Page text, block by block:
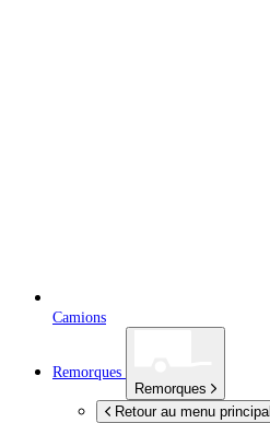
Camions
Remorques
Remorques
Retour au menu principal